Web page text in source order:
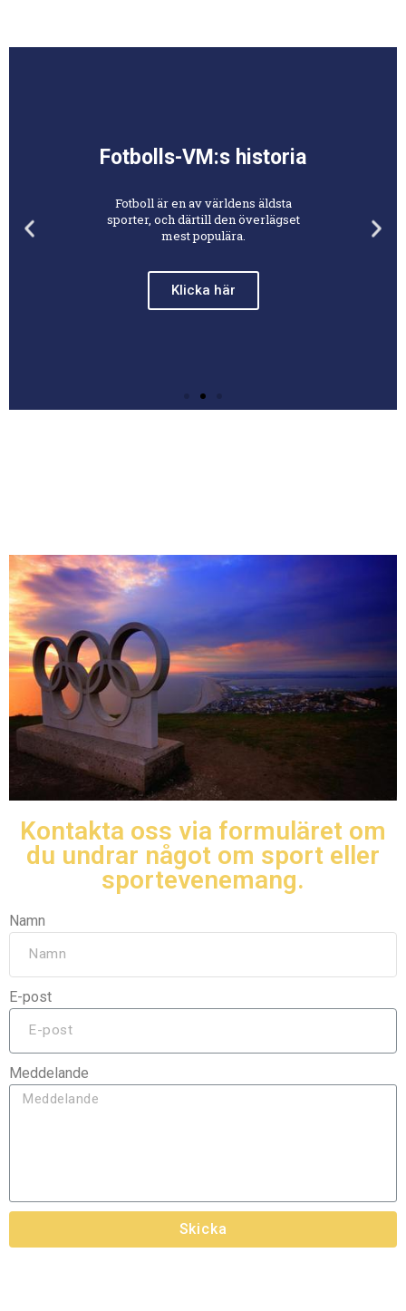
Fotbolls-VM:s historia
Fotboll är en av världens äldsta
sporter, och därtill den överlägset
mest populära.
Klicka här
Kontakta oss via formuläret om
du undrar något om sport eller
sportevenemang.
Namn
E-post
Meddelande
Skicka